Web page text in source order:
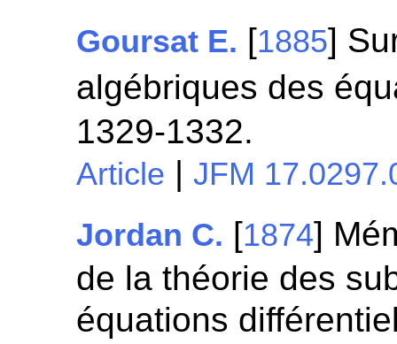
Goursat E. [1885]
algébriques des
1329-1332.
Article |JFM
Jordan C. [1874]
de la théorie des
équations